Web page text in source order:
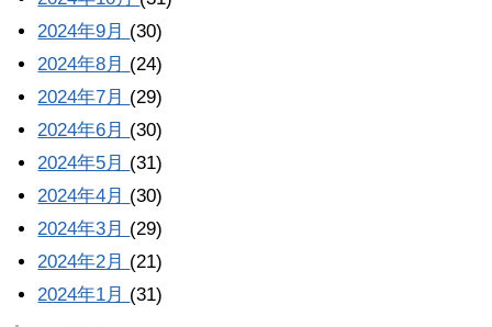
2024年9月 (30)
2024年8月 (24)
2024年7月 (29)
2024年6月 (30)
2024年5月 (31)
2024年4月 (30)
2024年3月 (29)
2024年2月 (21)
2024年1月 (31)